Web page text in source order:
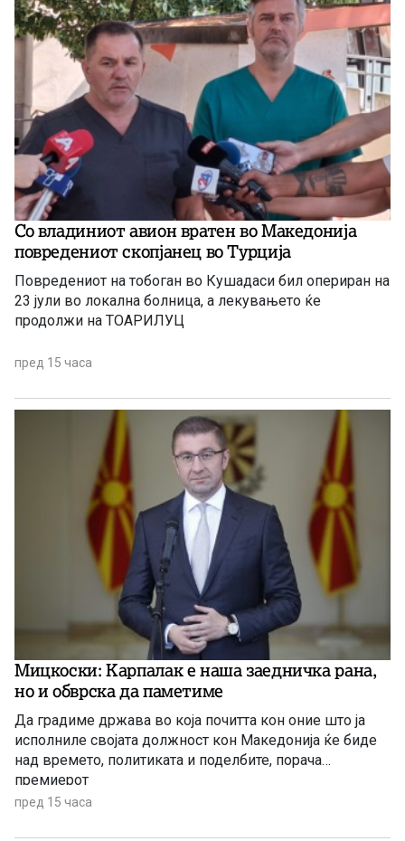
Со владиниот авион вратен во Македонија
повредениот скопјанец во Турција
Повредениот на тобоган во Кушадаси бил опериран на
23 јули во локална болница, а лекувањето ќе
продолжи на ТОАРИЛУЦ
пред 15 часа
Мицкоски: Карпалак е наша заедничка рана,
но и обврска да паметиме
Да градиме држава во која почитта кон оние што ја
исполниле својата должност кон Македонија ќе биде
над времето, политиката и поделбите, порача
премиерот
пред 15 часа